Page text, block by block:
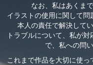
なお、私はあくま
イラストの使用に関して
本人の責任で解決して
トラブルについて、私が
で、私への問
これまで作品を大切に使